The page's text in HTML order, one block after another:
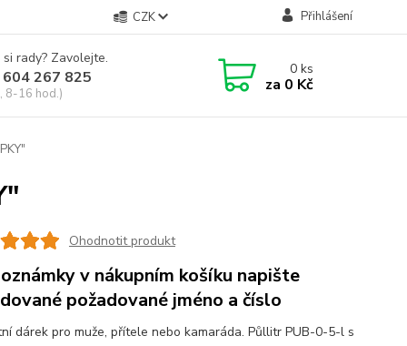
CZK Přihlášení
rady? Zavolejte.
267 825
8-16 hod.)
0ks
za 0 Kč
Ohodnotit produkt
v nákupním košíku napište
požadované jméno a číslo
dárek pro muže, přítele nebo kamaráda. Půllitr PUB-0-5-l s